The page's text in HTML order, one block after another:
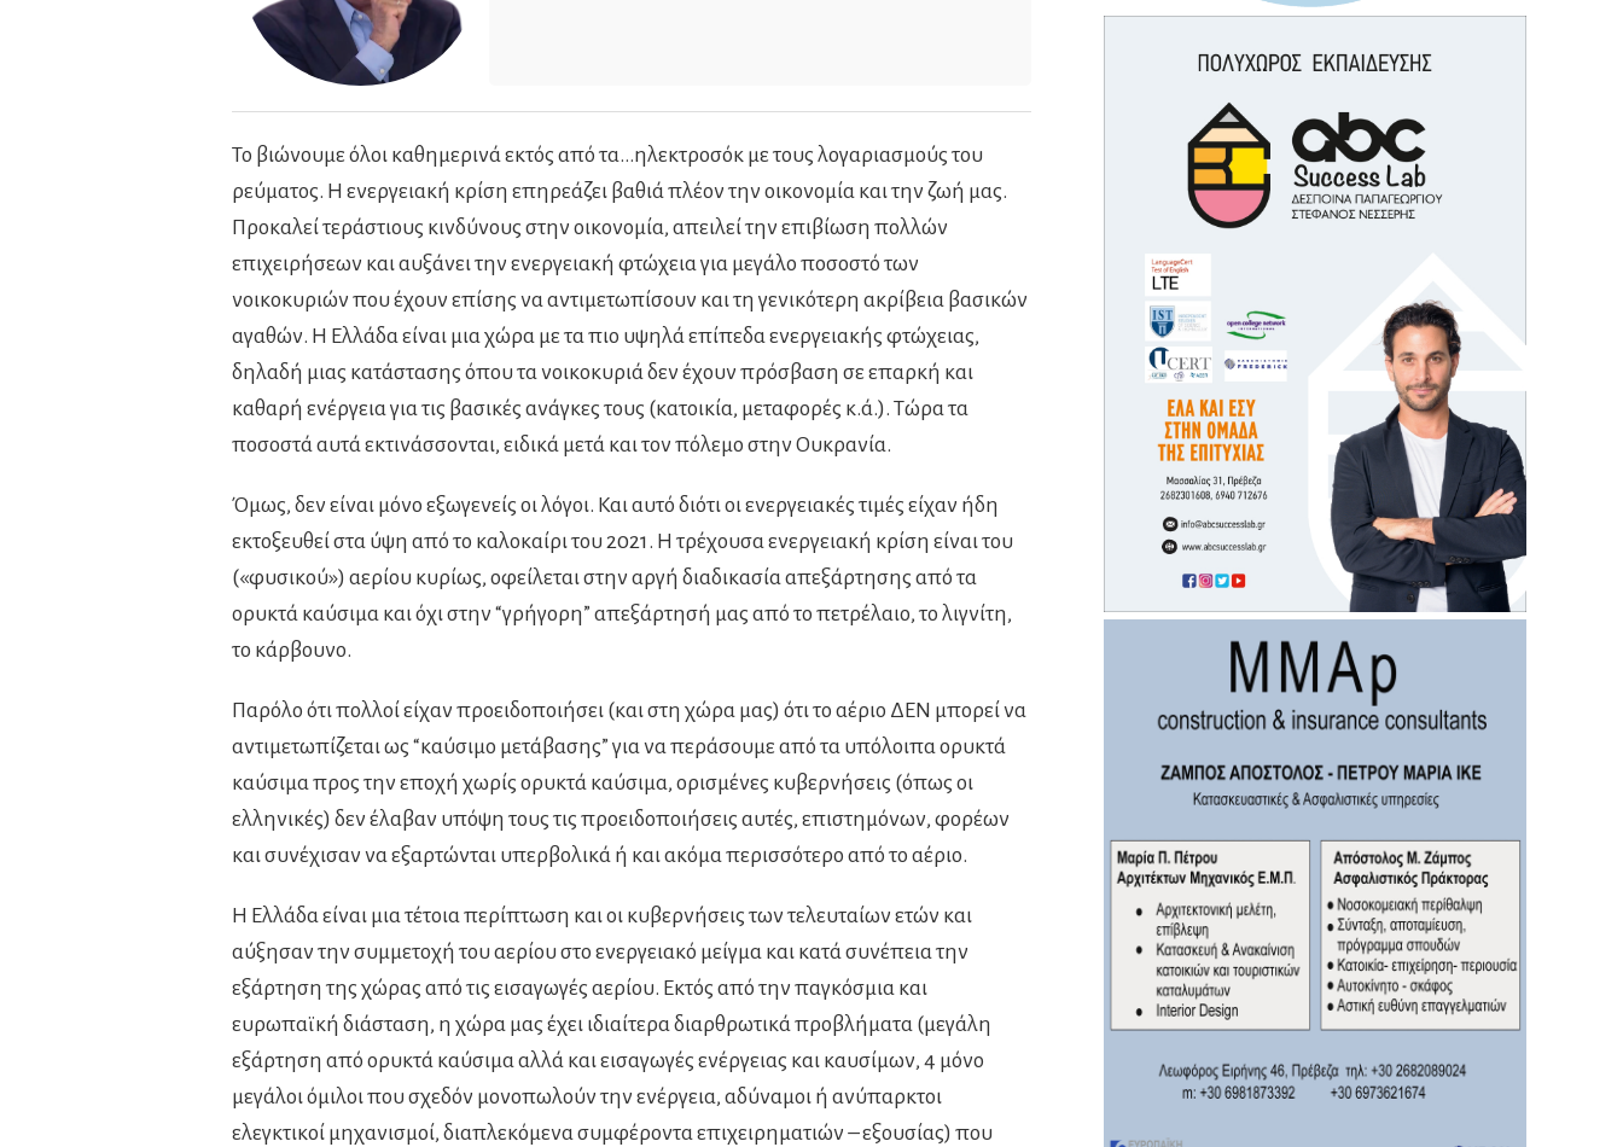
Το βιώνουμε όλοι καθημερινά εκτός από τα…ηλεκτροσόκ με τους λογαριασμούς του
ρεύματος. Η ενεργειακή κρίση επηρεάζει βαθιά πλέον την οικονομία και την ζωή μας.
Προκαλεί τεράστιους κινδύνους στην οικονομία, απειλεί την επιβίωση πολλών
επιχειρήσεων και αυξάνει την ενεργειακή φτώχεια για μεγάλο ποσοστό των
νοικοκυριών που έχουν επίσης να αντιμετωπίσουν και τη γενικότερη ακρίβεια βασικών
αγαθών. Η Ελλάδα είναι μια χώρα με τα πιο υψηλά επίπεδα ενεργειακής φτώχειας,
δηλαδή μιας κατάστασης όπου τα νοικοκυριά δεν έχουν πρόσβαση σε επαρκή και
καθαρή ενέργεια για τις βασικές ανάγκες τους (κατοικία, μεταφορές κ.ά.). Τώρα τα
ποσοστά αυτά εκτινάσσονται, ειδικά μετά και τον πόλεμο στην Ουκρανία.
Όμως, δεν είναι μόνο εξωγενείς οι λόγοι. Και αυτό διότι οι ενεργειακές τιμές είχαν ήδη
εκτοξευθεί στα ύψη από το καλοκαίρι του 2021. Η τρέχουσα ενεργειακή κρίση είναι του
(«φυσικού») αερίου κυρίως, οφείλεται στην αργή διαδικασία απεξάρτησης από τα
ορυκτά καύσιμα και όχι στην “γρήγορη” απεξάρτησή μας από το πετρέλαιο, το λιγνίτη,
το κάρβουνο.
Παρόλο ότι πολλοί είχαν προειδοποιήσει (και στη χώρα μας) ότι το αέριο ΔΕΝ μπορεί να
αντιμετωπίζεται ως “καύσιμο μετάβασης” για να περάσουμε από τα υπόλοιπα ορυκτά
καύσιμα προς την εποχή χωρίς ορυκτά καύσιμα, ορισμένες κυβερνήσεις (όπως οι
ελληνικές) δεν έλαβαν υπόψη τους τις προειδοποιήσεις αυτές, επιστημόνων, φορέων
και συνέχισαν να εξαρτώνται υπερβολικά ή και ακόμα περισσότερο από το αέριο.
Η Ελλάδα είναι μια τέτοια περίπτωση και οι κυβερνήσεις των τελευταίων ετών και
αύξησαν την συμμετοχή του αερίου στο ενεργειακό μείγμα και κατά συνέπεια την
εξάρτηση της χώρας από τις εισαγωγές αερίου. Εκτός από την παγκόσμια και
ευρωπαϊκή διάσταση, η χώρα μας έχει ιδιαίτερα διαρθρωτικά προβλήματα (μεγάλη
εξάρτηση από ορυκτά καύσιμα αλλά και εισαγωγές ενέργειας και καυσίμων, 4 μόνο
μεγάλοι όμιλοι που σχεδόν μονοπωλούν την ενέργεια, αδύναμοι ή ανύπαρκτοι
ελεγκτικοί μηχανισμοί, διαπλεκόμενα συμφέροντα επιχειρηματιών – εξουσίας) που